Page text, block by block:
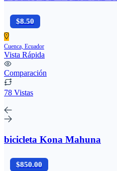
$8.50
Cuenca, Ecuador
Vista Rápida
Comparación
78 Vistas
bicicleta Kona Mahuna
$850.00